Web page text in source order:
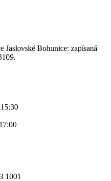
Jaslovské Bohunice: zapísaná
1001